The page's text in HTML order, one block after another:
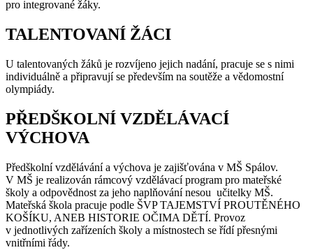
pro integrované žáky.
TALENTOVANÍ ŽÁCI
U talentovaných žáků je rozvíjeno jejich nadání, pracuje se s nimi
individuálně a připravují se především na soutěže a vědomostní
olympiády.
PŘEDŠKOLNÍ VZDĚLÁVACÍ
VÝCHOVA
Předškolní vzdělávání a výchova je zajišťována v MŠ Spálov.
V MŠ je realizován rámcový vzdělávací program pro mateřské
školy a odpovědnost za jeho naplňování nesou učitelky MŠ.
Mateřská škola pracuje podle ŠVP TAJEMSTVÍ PROUTĚNÉHO
KOŠÍKU, ANEB HISTORIE OČIMA DĚTÍ. Provoz
v jednotlivých zařízeních školy a místnostech se řídí přesnými
vnitřními řády.